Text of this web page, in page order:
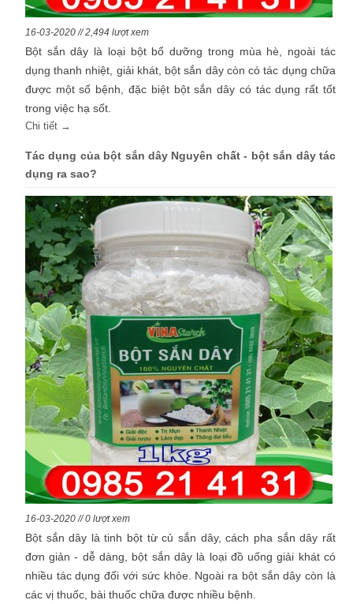
16-03-2020 // 2,494 lượt xem
Bột sắn dây là loại bột bổ dưỡng trong mùa hè, ngoài tác
dụng thanh nhiệt, giải khát, bột sắn dây còn có tác dụng chữa
được một số bệnh, đặc biệt bột sắn dây có tác dụng rất tốt
trong việc hạ sốt.
Chi tiết →
Tác dụng của bột sắn dây Nguyên chất - bột sắn dây tác
dụng ra sao?
16-03-2020 // 0 lượt xem
Bột sắn dây là tinh bột từ củ sắn dây, cách pha sắn dây rất
đơn giản - dễ dàng, bột sắn dây là loại đồ uống giải khát có
nhiều tác dụng đối với sức khỏe. Ngoài ra bột sắn dây còn là
các vị thuốc, bài thuốc chữa được nhiều bệnh.